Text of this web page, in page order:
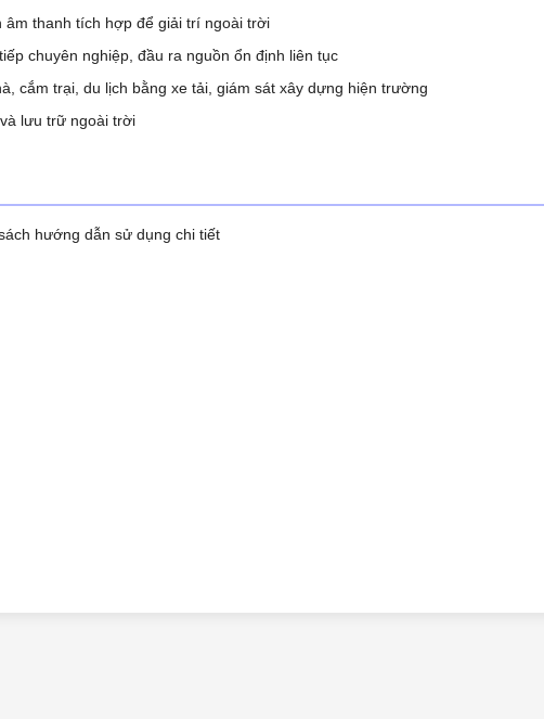
thanh tích hợp để giải trí ngoài trời
chuyên nghiệp, đầu ra nguồn ổn định liên tục
cắm trại, du lịch bằng xe tải, giám sát xây dựng hiện trường
lưu trữ ngoài trời
hướng dẫn sử dụng chi tiết